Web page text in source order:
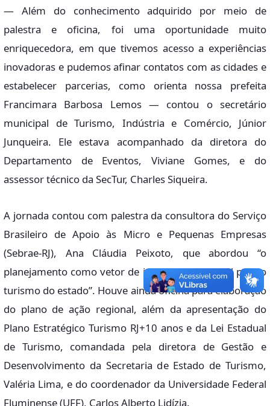
— Além do conhecimento adquirido por meio de
palestra e oficina, foi uma oportunidade muito
enriquecedora, em que tivemos acesso a experiências
inovadoras e pudemos afinar contatos com as cidades e
estabelecer parcerias, como orienta nossa prefeita
Francimara Barbosa Lemos — contou o secretário
municipal de Turismo, Indústria e Comércio, Júnior
Junqueira. Ele estava acompanhado da diretora do
Departamento de Eventos, Viviane Gomes, e do
assessor técnico da SecTur, Charles Siqueira.
A jornada contou com palestra da consultora do Serviço
Brasileiro de Apoio às Micro e Pequenas Empresas
(Sebrae-RJ), Ana Cláudia Peixoto, que abordou “o
planejamento como vetor de integração regional para o
turismo do estado”. Houve ainda oficina para elaboração
do plano de ação regional, além da apresentação do
Plano Estratégico Turismo RJ+10 anos e da Lei Estadual
de Turismo, comandada pela diretora de Gestão e
Desenvolvimento da Secretaria de Estado de Turismo,
Valéria Lima, e do coordenador da Universidade Federal
Fluminense (UFF), Carlos Alberto Lidízia.